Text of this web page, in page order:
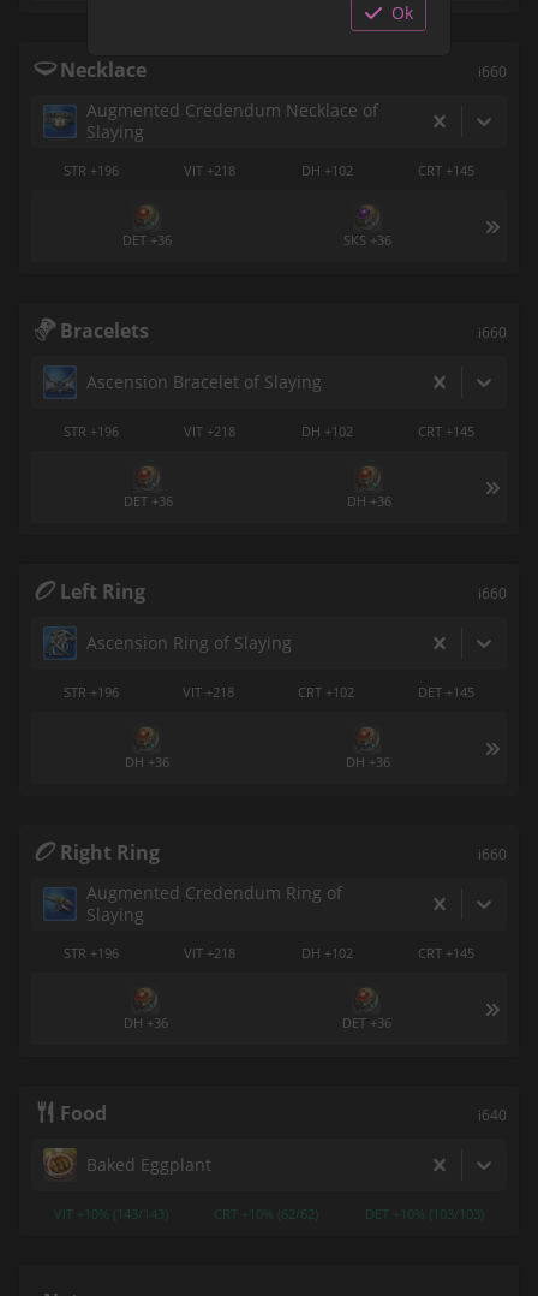
Necklace i660
Augmented Credendum Necklace of
Slaying
STR +196 VIT +218 DH +102 CRT +145
DET +36 SKS +36
Bracelets i660
Ascension Bracelet of Slaying
STR +196 VIT +218 DH +102 CRT +145
DET +36 DH +36
Left Ring i660
Ascension Ring of Slaying
STR +196 VIT +218 CRT +102 DET +145
DH +36 DH +36
Right Ring i660
Augmented Credendum Ring of
Slaying
STR +196 VIT +218 DH +102 CRT +145
DH +36 DET +36
Food i640
Baked Eggplant
VIT +10% (143/143) CRT +10% (62/62) DET +10% (103/103)
Ok